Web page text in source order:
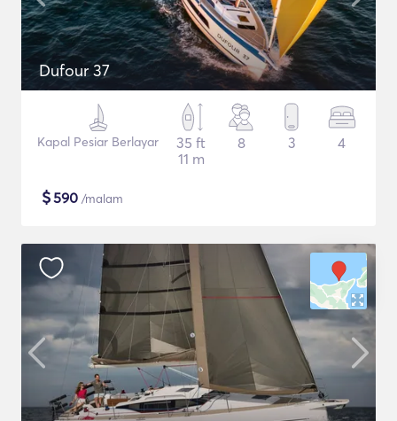
Dufour 37
Kapal Pesiar Berlayar
35 ft
11 m
8 3 4
$590 /malam